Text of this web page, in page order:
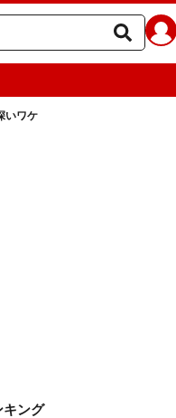
いワケ
キング